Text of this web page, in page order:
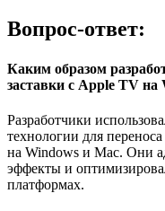
Вопрос-ответ:
Каким образом
заставки с Apple TV на
Разработчики
технологии для
на Windows и Mac. Они
эффекты и
платформах.